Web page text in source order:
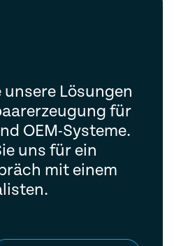
unsere Lösungen
für
OEM-Systeme.
uns für ein
mit einem